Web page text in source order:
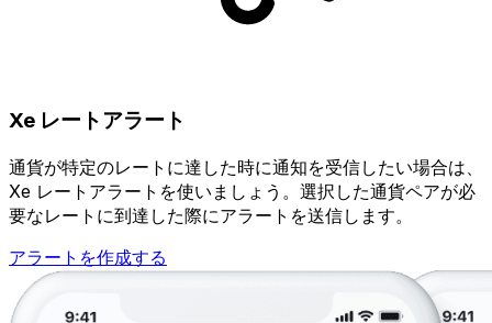
Xe レートアラート
通貨が特定のレートに達した時に通知を受信したい場合は、
Xe レートアラートを使いましょう。選択した通貨ペアが必
要なレートに到達した際にアラートを送信します。
アラートを作成する